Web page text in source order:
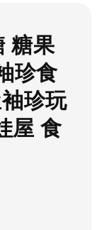
糖果
珍食
珍玩
屋 食